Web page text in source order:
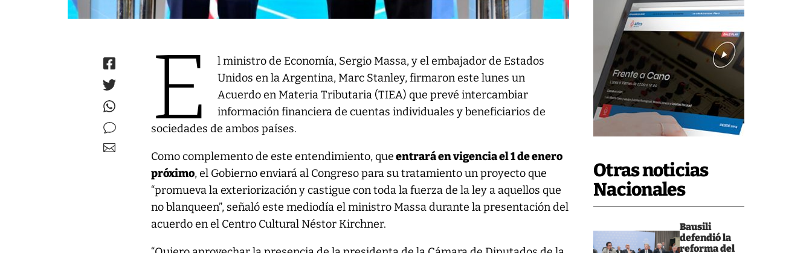
Otras noticias
Nacionales
Bausili
defendió la
reforma del
E
l ministro de Economía, Sergio Massa, y el embajador de Estados
Unidos en la Argentina, Marc Stanley, firmaron este lunes un
Acuerdo en Materia Tributaria (TIEA) que prevé intercambiar
información financiera de cuentas individuales y beneficiarios de
sociedades de ambos países.
Como complemento de este entendimiento, queentrará en vigencia el 1 de enero
próximo, el Gobierno enviará al Congreso para su tratamiento un proyecto que
“promueva la exteriorización y castigue con toda la fuerza de la ley a aquellos que
no blanqueen”, señaló este mediodía el ministro Massa durante la presentación del
acuerdo en el Centro Cultural Néstor Kirchner.